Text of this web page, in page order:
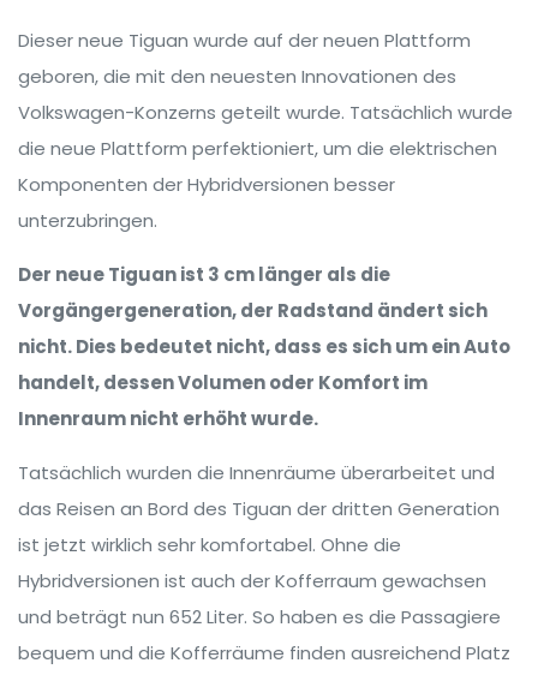
Dieser neue Tiguan wurde auf der neuen Plattform
geboren, die mit den neuesten Innovationen des
Volkswagen-Konzerns geteilt wurde. Tatsächlich wurde
die neue Plattform perfektioniert, um die elektrischen
Komponenten der Hybridversionen besser
unterzubringen.
Der neue Tiguan ist 3 cm länger als die
Vorgängergeneration, der Radstand ändert sich
nicht. Dies bedeutet nicht, dass es sich um ein Auto
handelt, dessen Volumen oder Komfort im
Innenraum nicht erhöht wurde.
Tatsächlich wurden die Innenräume überarbeitet und
das Reisen an Bord des Tiguan der dritten Generation
ist jetzt wirklich sehr komfortabel. Ohne die
Hybridversionen ist auch der Kofferraum gewachsen
und beträgt nun 652 Liter. So haben es die Passagiere
bequem und die Kofferräume finden ausreichend Platz